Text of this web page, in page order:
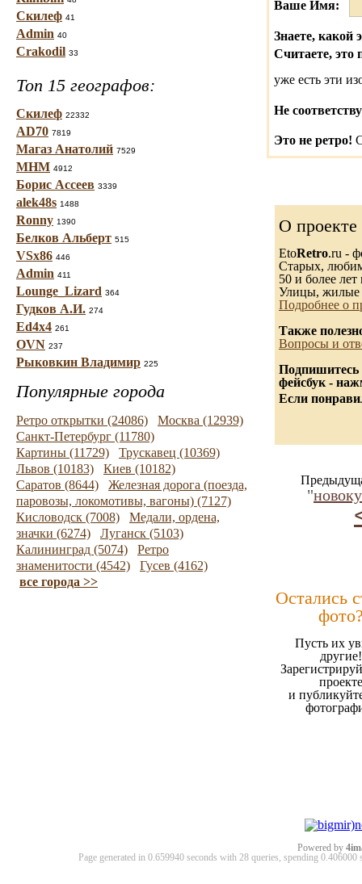
Скилеф 41
Admin 40
Crakodil 33
Топ 15 географов:
Скилеф 22332
AD70 7819
Магаз Анатолий 7529
МНМ 4912
Борис Ассеев 3339
alek48s 1488
Ronny 1390
Белков Альберт 515
VSx86 446
Admin 411
Lounge_Lizard 364
Гудков А.И. 274
Ed4x4 261
OVN 237
Рыковкин Владимир 225
Популярные города
Ретро открытки (24086)
Москва (12939)
Санкт-Петербург (11780)
Картины (11729)
Трускавец (10369)
Львов (10183)
Киев (10182)
Саратов (8644)
Железная дорога (поезда,
паровозы, локомотивы, вагоны) (7127)
Кисловодск (7008)
Медали, ордена,
значки (6274)
Луганск (5103)
Калининград (5074)
Ретро
знаменитости (4542)
Гусев (4162)
все города >>
Ваше Имя:
Знаете, какой
Считаете, это
уже есть эти
Не
Это не ретро!
О проекте
EtoRetro.ru -
Старых,
50 и более лет
Улицы, жилые
Подробнее о
Также
Вопросы и
Подпишитесь
фейсбук -
Если
"
Остались
Пусть их
другие!
проекте
и
Powered by
Page generated in 0.659940 seconds with 28 queries, spending